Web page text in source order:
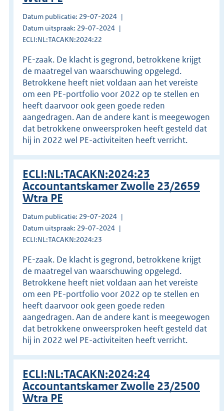
Datum publicatie: 29-07-2024
Datum uitspraak: 29-07-2024
ECLI:NL:TACAKN:2024:22
PE-zaak. De klacht is gegrond, betrokkene krijgt
de maatregel van waarschuwing opgelegd.
Betrokkene heeft niet voldaan aan het vereiste
om een PE-portfolio voor 2022 op te stellen en
heeft daarvoor ook geen goede reden
aangedragen. Aan de andere kant is meegewogen
dat betrokkene onweersproken heeft gesteld dat
hij in 2022 wel PE-activiteiten heeft verricht.
ECLI:NL:TACAKN:2024:23
Accountantskamer Zwolle 23/2659
Wtra PE
Datum publicatie: 29-07-2024
Datum uitspraak: 29-07-2024
ECLI:NL:TACAKN:2024:23
PE-zaak. De klacht is gegrond, betrokkene krijgt
de maatregel van waarschuwing opgelegd.
Betrokkene heeft niet voldaan aan het vereiste
om een PE-portfolio voor 2022 op te stellen en
heeft daarvoor ook geen goede reden
aangedragen. Aan de andere kant is meegewogen
dat betrokkene onweersproken heeft gesteld dat
hij in 2022 wel PE-activiteiten heeft verricht.
ECLI:NL:TACAKN:2024:24
Accountantskamer Zwolle 23/2500
Wtra PE